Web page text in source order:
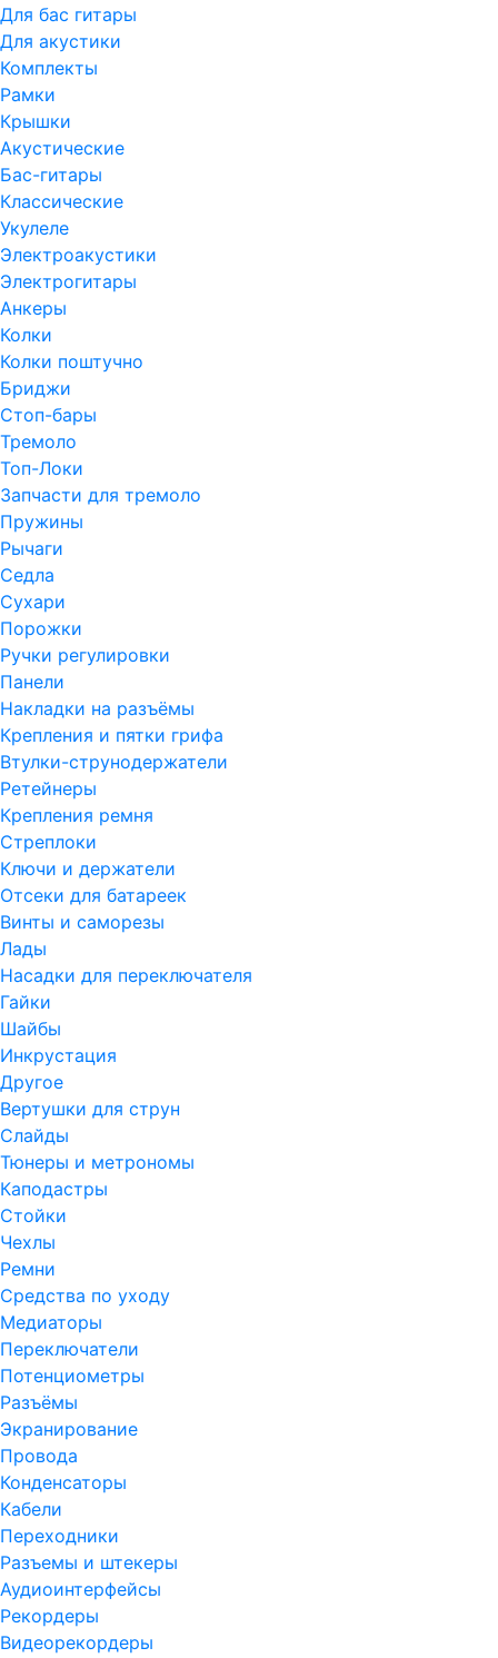
Для бас гитары
Для акустики
Комплекты
Рамки
Крышки
Акустические
Бас-гитары
Классические
Укулеле
Электроакустики
Электрогитары
Анкеры
Колки
Колки поштучно
Бриджи
Стоп-бары
Тремоло
Топ-Локи
Запчасти для тремоло
Пружины
Рычаги
Седла
Сухари
Порожки
Ручки регулировки
Панели
Накладки на разъёмы
Крепления и пятки грифа
Втулки-струнодержатели
Ретейнеры
Крепления ремня
Стреплоки
Ключи и держатели
Отсеки для батареек
Винты и саморезы
Лады
Насадки для переключателя
Гайки
Шайбы
Инкрустация
Другое
Вертушки для струн
Слайды
Тюнеры и метрономы
Каподастры
Стойки
Чехлы
Ремни
Средства по уходу
Медиаторы
Переключатели
Потенциометры
Разъёмы
Экранирование
Провода
Конденсаторы
Кабели
Переходники
Разъемы и штекеры
Аудиоинтерфейсы
Рекордеры
Видеорекордеры